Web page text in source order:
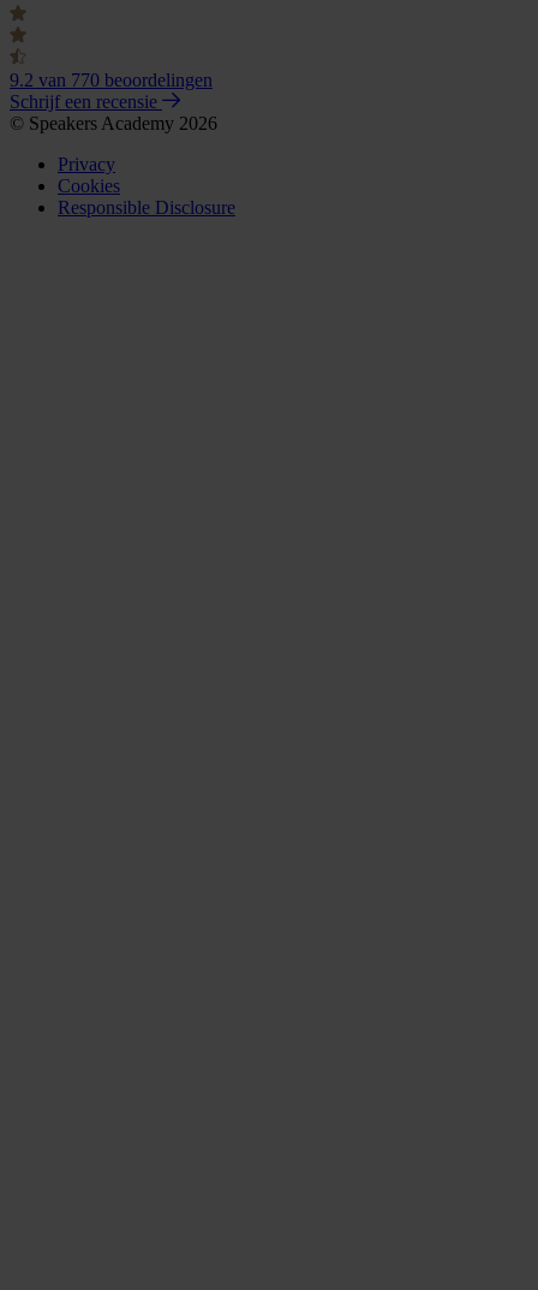
9.2 van 770 beoordelingen
Schrijf een recensie
© Speakers Academy 2026
Privacy
Cookies
Responsible Disclosure